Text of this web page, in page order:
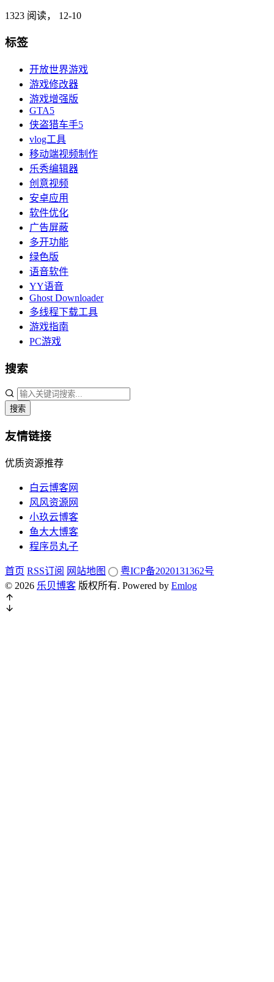
1323 阅读， 12-10
标签
开放世界游戏
游戏修改器
游戏增强版
GTA5
侠盗猎车手5
vlog工具
移动端视频制作
乐秀编辑器
创意视频
安卓应用
软件优化
广告屏蔽
多开功能
绿色版
语音软件
YY语音
Ghost Downloader
多线程下载工具
游戏指南
PC游戏
搜索
搜索
友情链接
优质资源推荐
白云博客网
风风资源网
小玖云博客
鱼大大博客
程序员丸子
首页 RSS订阅 网站地图
粤ICP备2020131362号
© 2026 乐贝博客 版权所有. Powered by Emlog